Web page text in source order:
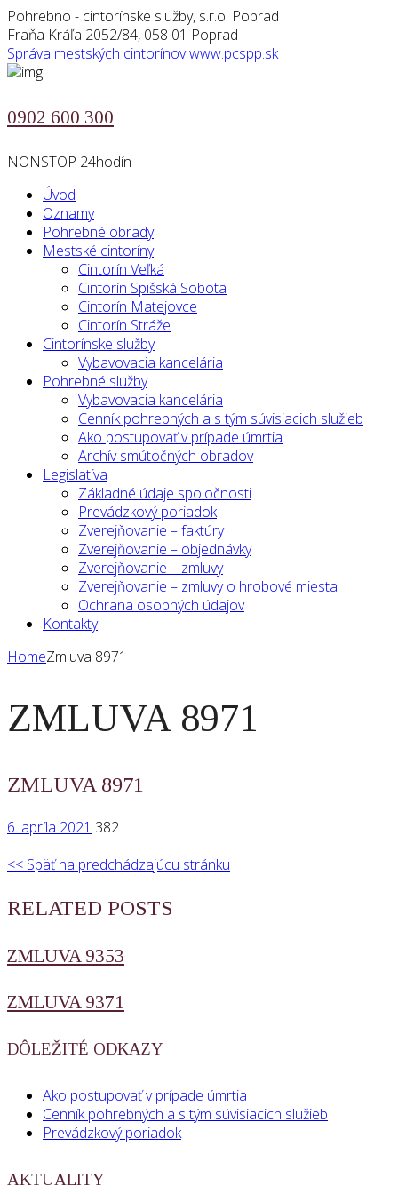
Pohrebno - cintorínske služby, s.r.o. Poprad
Fraňa Kráľa 2052/84, 058 01 Poprad
Správa mestských cintorínovwww.pcspp.sk
0902 600 300
NONSTOP 24hodín
Úvod
Oznamy
Pohrebné obrady
Mestské cintoríny
Cintorín Veľká
Cintorín Spišská Sobota
Cintorín Matejovce
Cintorín Stráže
Cintorínske služby
Vybavovacia kancelária
Pohrebné služby
Vybavovacia kancelária
Cenník pohrebných a s tým súvisiacich služieb
Ako postupovať v prípade úmrtia
Archív smútočných obradov
Legislatíva
Základné údaje spoločnosti
Prevádzkový poriadok
Zverejňovanie – faktúry
Zverejňovanie – objednávky
Zverejňovanie – zmluvy
Zverejňovanie – zmluvy o hrobové miesta
Ochrana osobných údajov
Kontakty
HomeZmluva 8971
ZMLUVA 8971
ZMLUVA 8971
6. apríla 2021 382
<< Späť na predchádzajúcu stránku
RELATED POSTS
ZMLUVA 9353
ZMLUVA 9371
DÔLEŽITÉ ODKAZY
Ako postupovať v prípade úmrtia
Cenník pohrebných a s tým súvisiacich služieb
Prevádzkový poriadok
AKTUALITY